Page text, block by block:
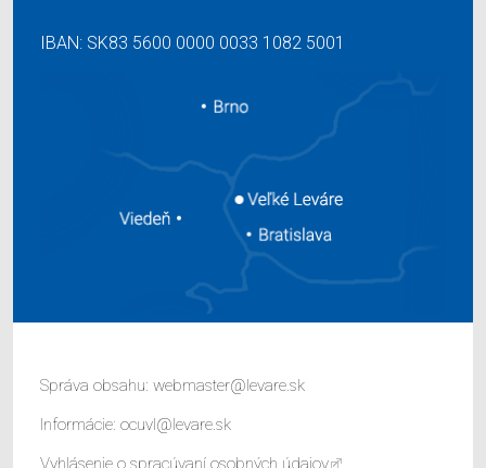
IBAN: SK83 5600 0000 0033 1082 5001
Správa obsahu: webmaster@levare.sk
Informácie: ocuvl@levare.sk
Vyhlásenie o spracúvaní osobných údajov